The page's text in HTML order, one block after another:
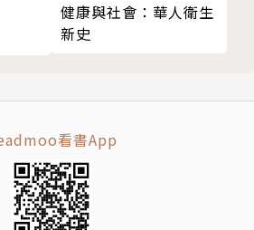
健康與社會：華人衛生
新史
看書App